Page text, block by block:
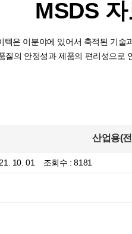
MSDS
텍은 이분야에 있어서 축적된 기술
질의 안정성과 제품의 편리성으로
산업용(
10. 01 조회수 : 8181